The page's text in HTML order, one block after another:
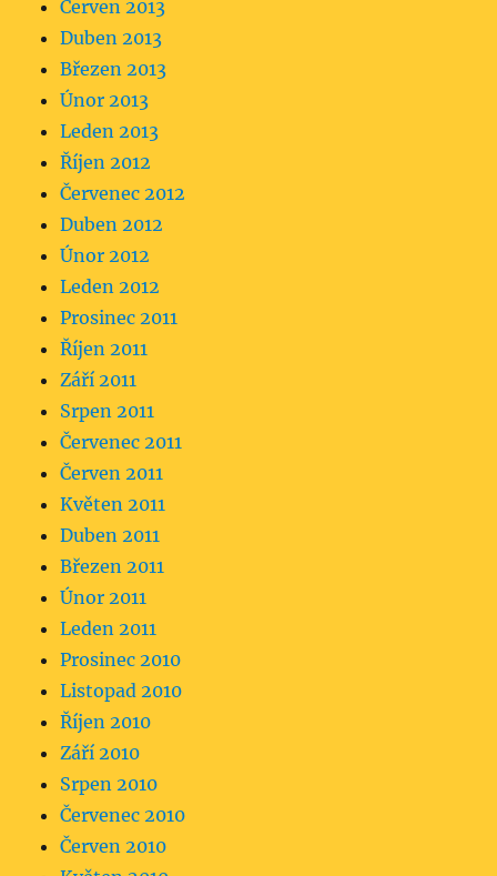
Červen 2013
Duben 2013
Březen 2013
Únor 2013
Leden 2013
Říjen 2012
Červenec 2012
Duben 2012
Únor 2012
Leden 2012
Prosinec 2011
Říjen 2011
Září 2011
Srpen 2011
Červenec 2011
Červen 2011
Květen 2011
Duben 2011
Březen 2011
Únor 2011
Leden 2011
Prosinec 2010
Listopad 2010
Říjen 2010
Září 2010
Srpen 2010
Červenec 2010
Červen 2010